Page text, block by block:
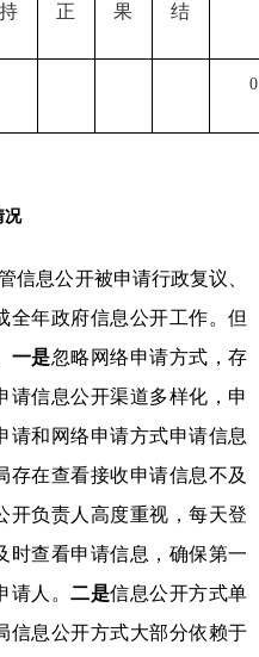
持 正 果 结
0
况
信息公开被申请行政复议、
全年政府信息公开工作。但
一是忽略网络申请方式，存
请信息公开渠道多样化，申
请和网络申请方式申请信息
存在查看接收申请信息不及
开负责人高度重视，每天登
时查看申请信息，确保第一
请人。二是信息公开方式单
信息公开方式大部分依赖于